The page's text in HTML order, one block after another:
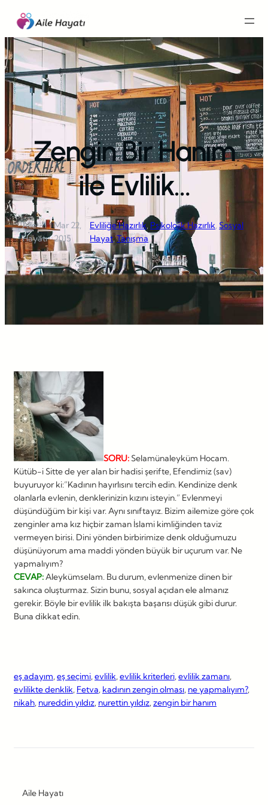
İçeriğe
geç
Zengin Bir Hanım
ile Evlilik…
Aile
Hayatı
·
Mar 22,
2015
·
Evliliğe Hazırlık, Psikolojik Hazırlık, Sosyal
Hayat, Tanışma
SORU:Selamünaleyküm Hocam.
Kütüb-i Sitte de yer alan bir hadisi şerifte, Efendimiz (sav)
buyuruyor ki:”Kadının hayırlısını tercih edin. Kendinize denk
olanlarla evlenin, denklerinizin kızını isteyin.” Evlenmeyi
düşündüğüm bir kişi var. Aynı sınıftayız. Bizim ailemize göre çok
zenginler ama kız hiçbir zaman İslami kimliğinden taviz
vermeyen birisi. Dini yönden birbirimize denk olduğumuzu
düşünüyorum ama maddi yönden büyük bir uçurum var. Ne
yapmalıyım?
CEVAP:Aleykümselam. Bu durum, evlenmenize dinen bir
sakınca oluşturmaz. Sizin bunu, sosyal açıdan ele almanız
gerekir. Böyle bir evlilik ilk bakışta başarısı düşük gibi durur.
Buna dikkat edin.
eş adayım, eş seçimi, evlilik, evlilik kriterleri, evlilik zamanı
evlilikte denklik, Fetva, kadının zengin olması, ne yapmalıyım?
nikah, nureddin yıldız, nurettin yıldız, zengin bir hanım
Aile Hayatı